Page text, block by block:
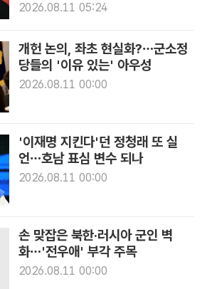
2026.08.11 05:24
개헌 논의, 좌초 현실화?…군소정
당들의 '이유 있는' 아우성
2026.08.11 00:00
'이재명 지킨다'던 정청래 또 실
언…호남 표심 변수 되나
2026.08.11 00:00
손 맞잡은 북한·러시아 군인 벽
화…'전우애' 부각 주목
2026.08.11 00:00